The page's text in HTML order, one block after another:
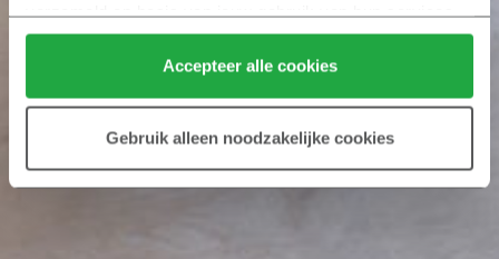
verzameld op basis van jouw gebruik van hun services.
Klik hier voor meer informatie over ons cookiebeleid.
Accepteer alle cookies
Gebruik alleen noodzakelijke cookies